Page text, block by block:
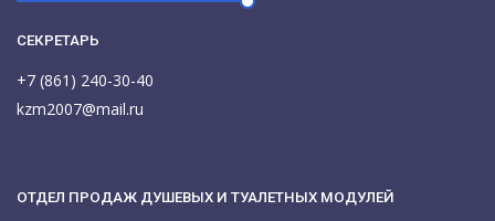
СЕКРЕТАРЬ
+7 (861) 240-30-40
kzm2007@mail.ru
ОТДЕЛ ПРОДАЖ ДУШЕВЫХ И ТУАЛЕТНЫХ МОДУЛЕЙ